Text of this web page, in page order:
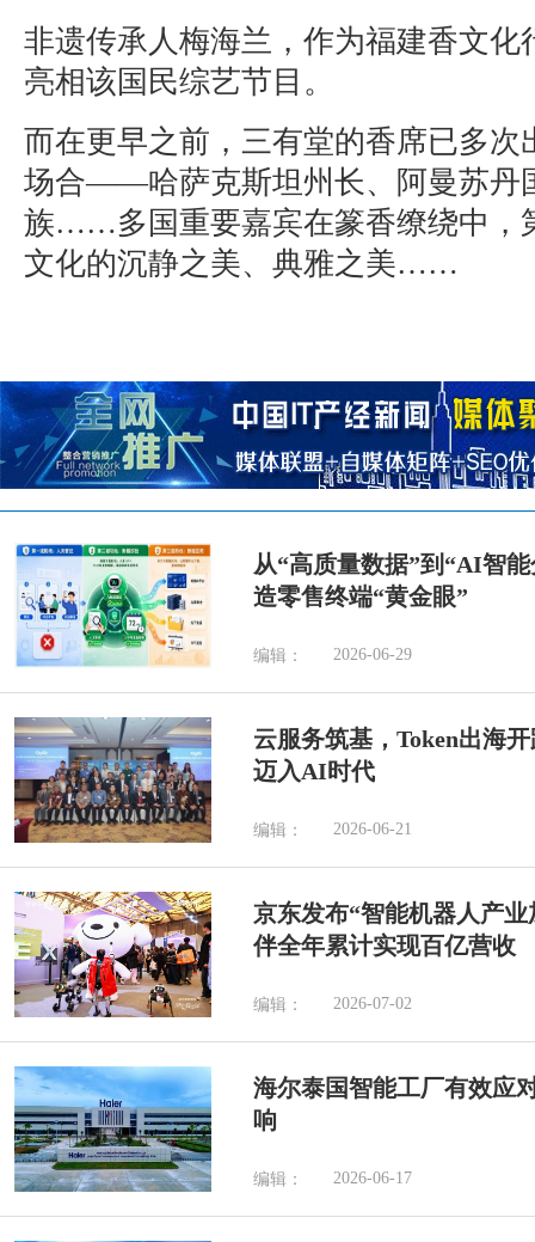
非遗传承人梅海兰，作为福建香文化
亮相该国民综艺节目。
而在更早之前，三有堂的香席已多次
场合——哈萨克斯坦州长、阿曼苏丹
族……多国重要嘉宾在篆香缭绕中，
文化的沉静之美、典雅之美……
从“高质量数据”到“AI智
造零售终端“黄金眼”
编辑： 2026-06-29
云服务筑基，Token出海
迈入AI时代
编辑： 2026-06-21
京东发布“智能机器人产
伴全年累计实现百亿营收
编辑： 2026-07-02
海尔泰国智能工厂有效应
响
编辑： 2026-06-17